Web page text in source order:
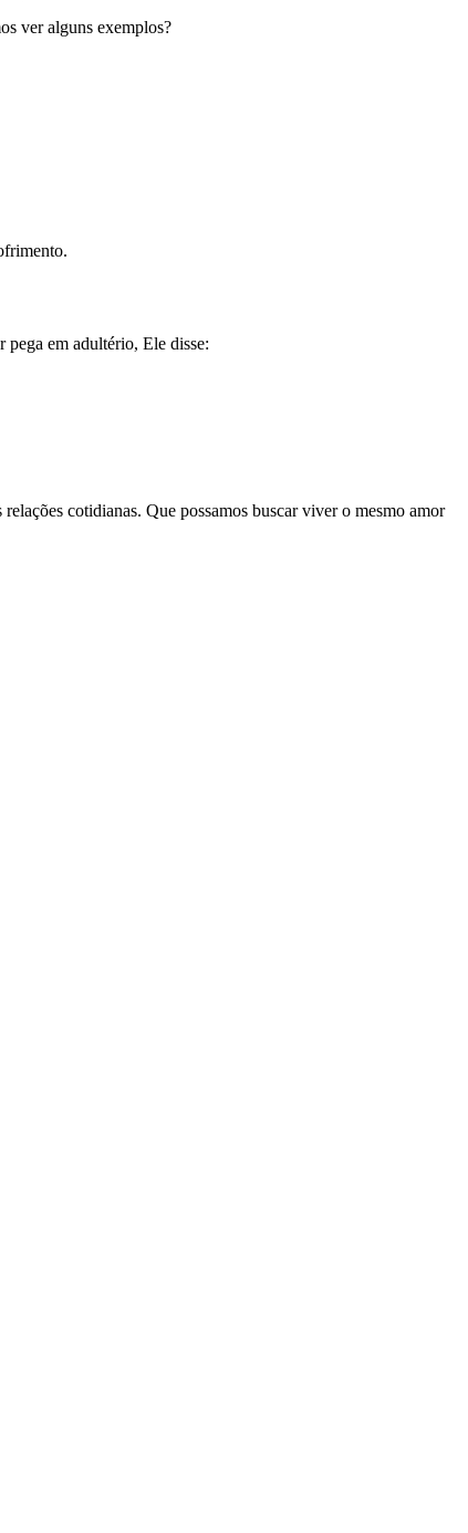
ver alguns exemplos?
pega em adultério, Ele disse:
cotidianas. Que possamos buscar viver o mesmo amor